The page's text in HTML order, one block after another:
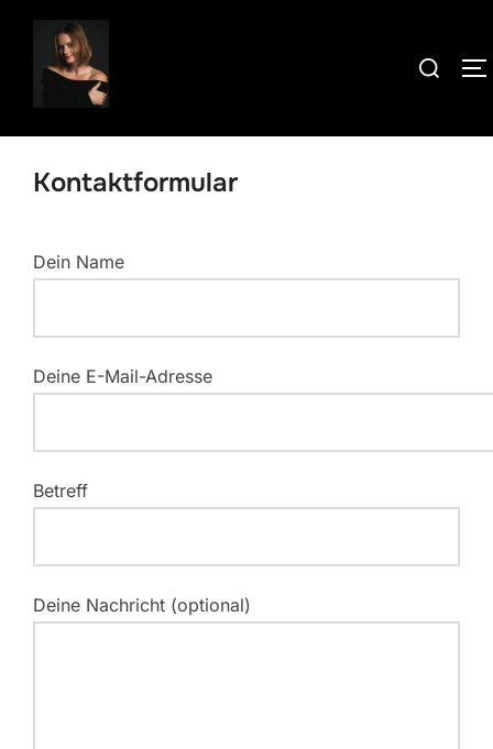
springen
Suchen
Kontaktformular
Dein Name
Deine E-Mail-Adresse
Betreff
Deine Nachricht (optional)